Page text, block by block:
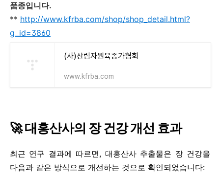
품종입니다.
** http://www.kfrba.com/shop/shop_detail.html?
g_id=3860
(사)산림자원육종가협회
www.kfrba.com
🚀 대홍산사의 장 건강 개선 효과
최근 연구 결과에 따르면, 대홍산사 추출물은 장 건강을
다음과 같은 방식으로 개선하는 것으로 확인되었습니다: